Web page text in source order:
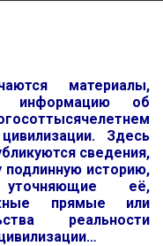
материалы,
информацию об
Здесь
сведения,
историю,
её,
прямые или
реальности